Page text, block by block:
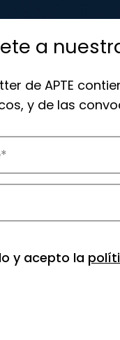
la
a
de APTE
y de las
y acepto la